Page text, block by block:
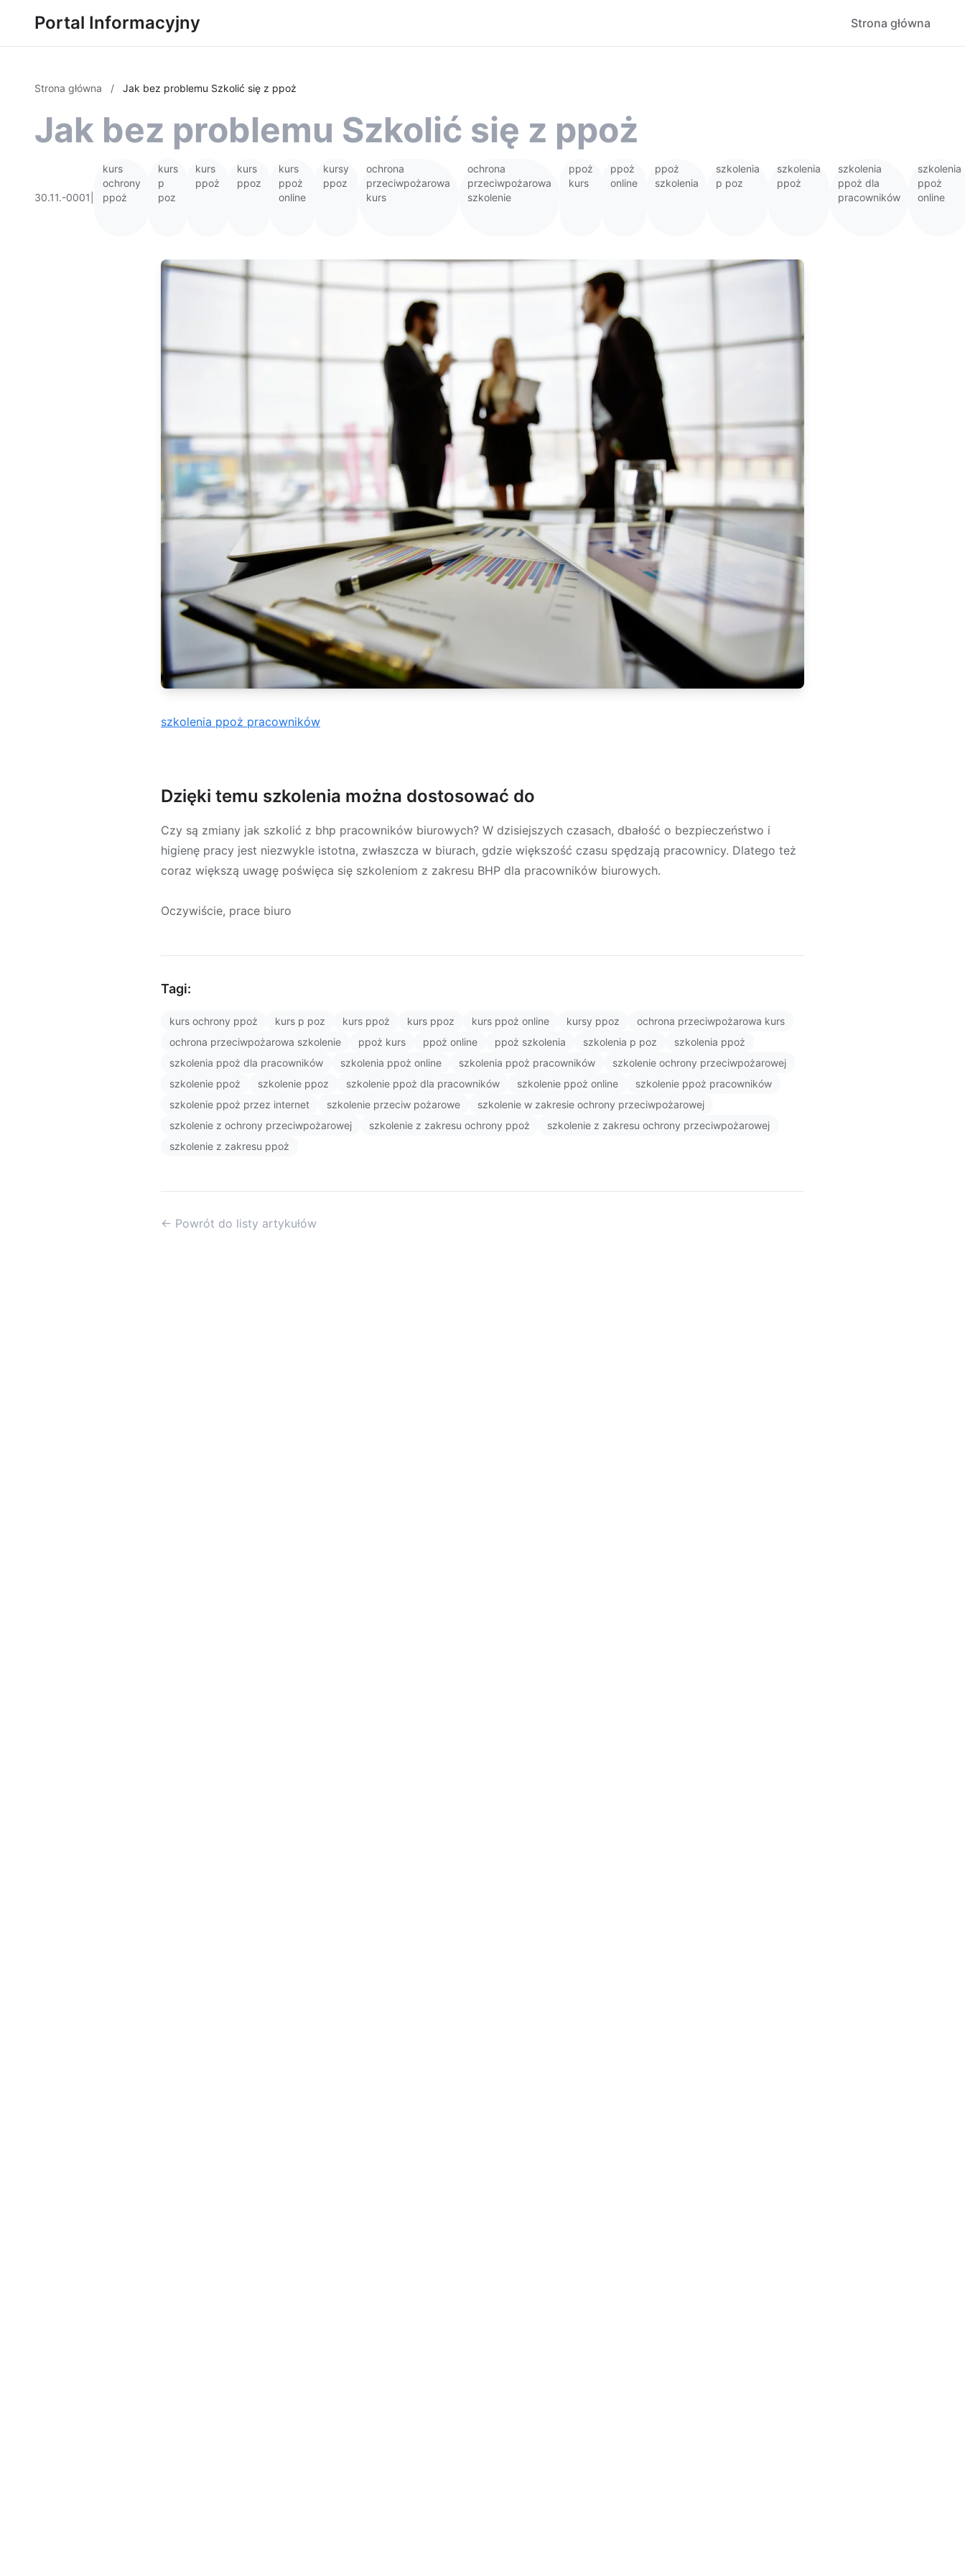
Portal Informacyjny Strona główna
Strona główna / Jak bez problemu Szkolić się z ppoż
Jak bez problemu Szkolić się z ppoż
30.11.-0001
kurs
ochrony
ppoż
kurs
p
poz
kurs
ppoż
kurs
ppoz
kurs
ppoż
online
kursy
ppoz
ochrona
przeciwpożarowa
kurs
ochrona
przeciwpożarowa
szkolenie
ppoż
kurs
ppoż
online
ppoż
szkolenia
szkolenia
p poz
szkolenia
ppoż
szkolenia
ppoż dla
pracowników
szkolenia
ppoż
online
szkolenia ppoż pracowników
Dzięki temu szkolenia można dostosować do
Czy są zmiany jak szkolić z bhp pracowników biurowych? W dzisiejszych czasach, dbałość o bezpieczeństwo i
higienę pracy jest niezwykle istotna, zwłaszcza w biurach, gdzie większość czasu spędzają pracownicy. Dlatego też
coraz większą uwagę poświęca się szkoleniom z zakresu BHP dla pracowników biurowych.
Oczywiście, prace biuro
Tagi:
kurs ochrony ppoż kurs p poz kurs ppoż kurs ppoz kurs ppoż online kursy ppoz
ochrona przeciwpożarowa kurs
ochrona przeciwpożarowa szkolenie
ppoż kurs ppoż online ppoż szkolenia szkolenia p poz
szkolenia ppoż
szkolenia ppoż dla pracowników
szkolenia ppoż online szkolenia ppoż pracowników
szkolenie ochrony przeciwpożarowej
szkolenie ppoż
szkolenie ppoz szkolenie ppoż dla pracowników szkolenie ppoż online
szkolenie ppoż pracowników
szkolenie ppoż przez internet
szkolenie przeciw pożarowe
szkolenie w zakresie ochrony przeciwpożarowej
szkolenie z ochrony przeciwpożarowej
szkolenie z zakresu ochrony ppoż
szkolenie z zakresu ochrony przeciwpożarowej
szkolenie z zakresu ppoż
← Powrót do listy artykułów